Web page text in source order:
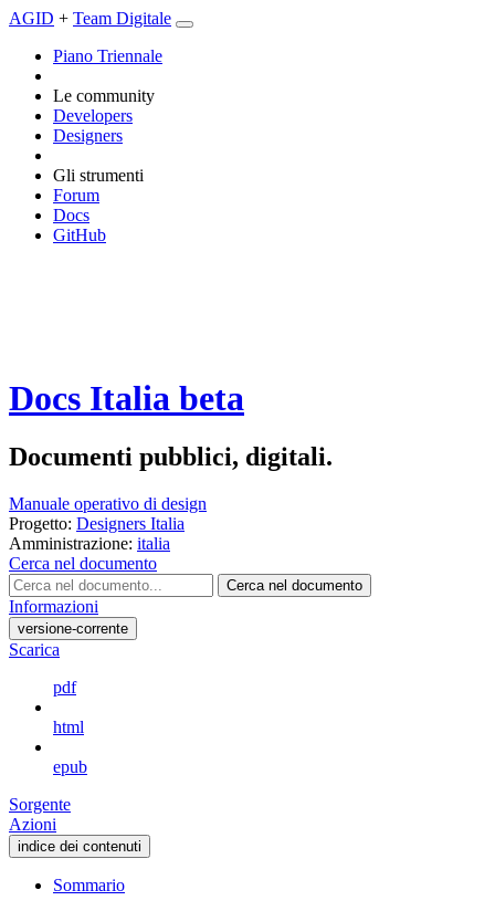
AGID + Team Digitale
Piano Triennale
Le community
Developers
Designers
Gli strumenti
Forum
Docs
GitHub
Docs Italia beta
Documenti pubblici, digitali.
Manuale operativo di design
Progetto: Designers Italia
Amministrazione: italia
Cerca nel documento
Cerca nel documento
Informazioni
versione-corrente
Scarica
pdf
html
epub
Sorgente
Azioni
indice dei contenuti
Sommario